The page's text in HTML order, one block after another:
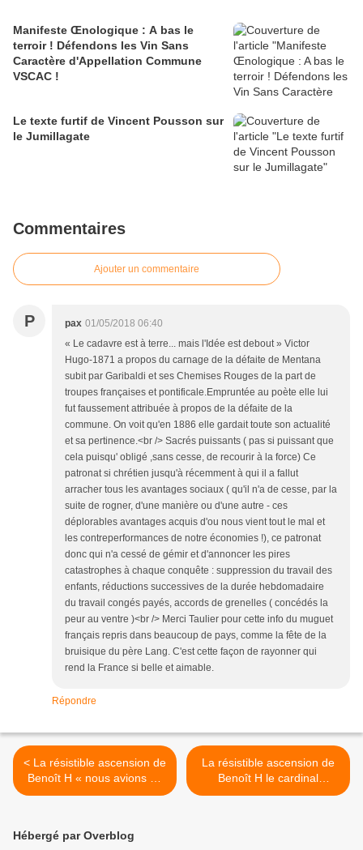
Manifeste Œnologique : A bas le
terroir ! Défendons les Vin Sans
Caractère d'Appellation Commune
VSCAC !
Le texte furtif de Vincent Pousson sur
le Jumillagate
Commentaires
Ajouter un commentaire
P pax 01/05/2018 06:40
« Le cadavre est à terre... mais l'Idée est debout » Victor
Hugo-1871 a propos du carnage de la défaite de Mentana
subit par Garibaldi et ses Chemises Rouges de la part de
troupes françaises et pontificale.Empruntée au poète elle lui
fut faussement attribuée à propos de la défaite de la
commune. On voit qu'en 1886 elle gardait toute son actualité
et sa pertinence.<br /> Sacrés puissants ( pas si puissant que
cela puisqu' obligé ,sans cesse, de recourir à la force) Ce
patronat si chrétien jusqu'à récemment à qui il a fallut
arracher tous les avantages sociaux ( qu'il n'a de cesse, par la
suite de rogner, d'une manière ou d'une autre - ces
déplorables avantages acquis d'ou nous vient tout le mal et
les contreperformances de notre économies !), ce patronat
donc qui n'a cessé de gémir et d'annoncer les pires
catastrophes à chaque conquête : suppression du travail des
enfants, réductions successives de la durée hebdomadaire
du travail congés payés, accords de grenelles ( concédés la
peur au ventre )<br /> Merci Taulier pour cette info du muguet
français repris dans beaucoup de pays, comme la fête de la
bruisique du père Lang. C'est cette façon de rayonner qui
rend la France si belle et aimable.
Répondre
< La résistible ascension de
Benoît H « nous avions un
faible pour les actions
de commando, qui essayait
La résistible ascension de
Benoît H le cardinal
Daniélou qui mourra chez
Hébergé par Overblog